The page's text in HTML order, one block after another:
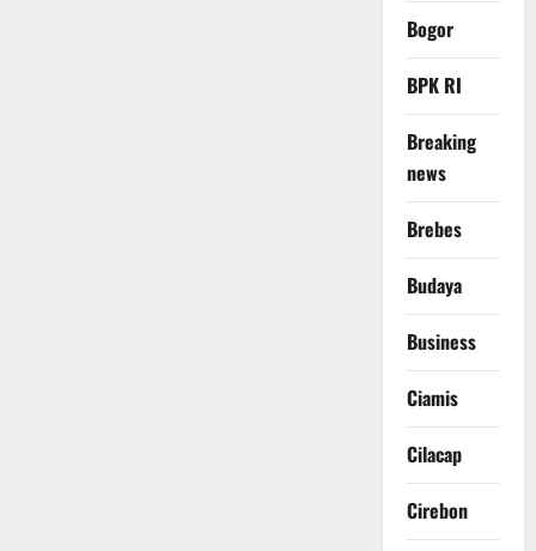
Bogor
BPK RI
Breaking
news
Brebes
Budaya
Business
Ciamis
Cilacap
Cirebon